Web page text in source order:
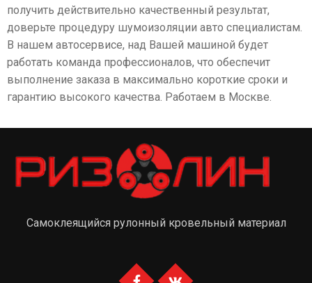
получить действительно качественный результат,
доверьте процедуру шумоизоляции авто специалистам.
В нашем автосервисе, над Вашей машиной будет
работать команда профессионалов, что обеспечит
выполнение заказа в максимально короткие сроки и
гарантию высокого качества. Работаем в Москве.
Самоклеящийся рулонный кровельный материал